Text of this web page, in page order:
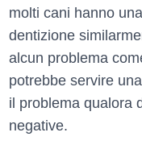
molti cani hanno
dentizione
alcun problema
potrebbe servire
il problema qualora
negative.